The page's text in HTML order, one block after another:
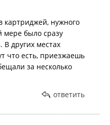
картриджей, нужного
мере было сразу
В других местах
что есть, приезжаешь
за несколько
ответить